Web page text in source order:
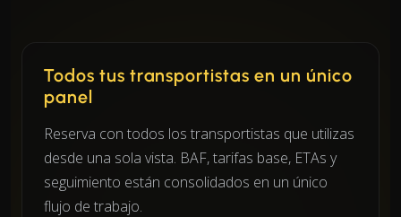
Todos tus transportistas en un único
panel
Reserva con todos los transportistas que utilizas
desde una sola vista. BAF, tarifas base, ETAs y
seguimiento están consolidados en un único
flujo de trabajo.